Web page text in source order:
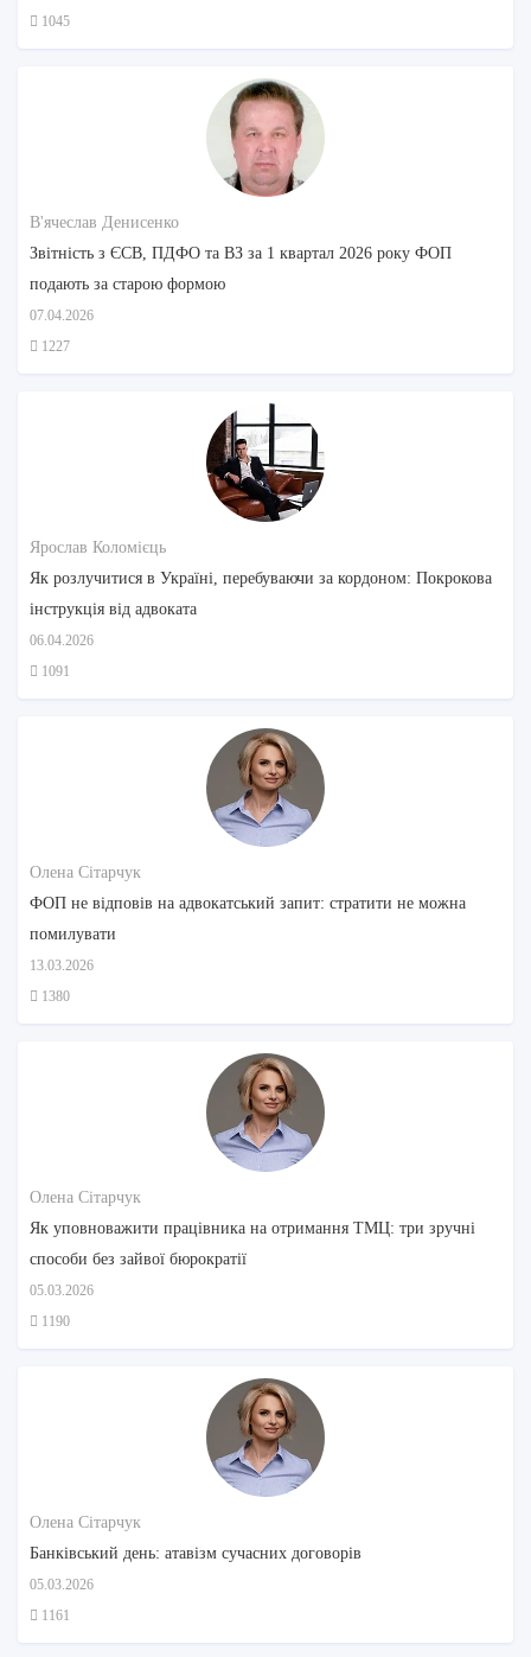
1045
В'ячеслав Денисенко
Звітність з ЄСВ, ПДФО та ВЗ за 1 квартал 2026 року ФОП
подають за старою формою
07.04.2026
1227
Ярослав Коломієць
Як розлучитися в Україні, перебуваючи за кордоном: Покрокова
інструкція від адвоката
06.04.2026
1091
Олена Сітарчук
ФОП не відповів на адвокатський запит: стратити не можна
помилувати
13.03.2026
1380
Олена Сітарчук
Як уповноважити працівника на отримання ТМЦ: три зручні
способи без зайвої бюрократії
05.03.2026
1190
Олена Сітарчук
Банківський день: атавізм сучасних договорів
05.03.2026
1161